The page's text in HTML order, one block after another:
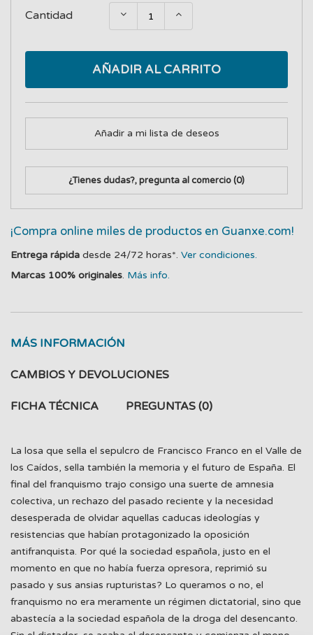
Cantidad
AÑADIR AL CARRITO
Añadir a mi lista de deseos
¿Tienes dudas?, pregunta al comercio(0)
¡Compra online miles de productos en Guanxe.com!
Entrega rápida desde 24/72 horas*. Ver condiciones.
Marcas 100% originales. Más info.
MÁS INFORMACIÓN
CAMBIOS Y DEVOLUCIONES
FICHA TÉCNICA PREGUNTAS (0)
La losa que sella el sepulcro de Francisco Franco en el Valle de
los Caídos, sella también la memoria y el futuro de España. El
final del franquismo trajo consigo una suerte de amnesia
colectiva, un rechazo del pasado reciente y la necesidad
desesperada de olvidar aquellas caducas ideologías y
resistencias que habían protagonizado la oposición
antifranquista. Por qué la sociedad española, justo en el
momento en que no había fuerza opresora, reprimió su
pasado y sus ansias rupturistas? Lo queramos o no, el
franquismo no era meramente un régimen dictatorial, sino que
abastecía a la sociedad española de la droga del desencanto.